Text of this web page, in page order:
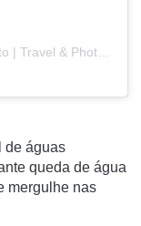
Uma publicação partilhada por Telmo Pinto | Travel & Photo (@telmopinto85)
de águas
queda de água
mergulhe nas